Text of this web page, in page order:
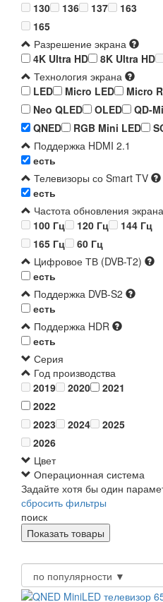
130
136 137
163
165
Разрешение экрана
4K Ultra HD
8K Ultra HD
Технология экрана
LED
Micro LED Micro
Neo QLED
OLED QD-
QNED
RGB Mini LED
Поддержка HDMI 2.1
есть
Телевизоры со Smart TV
есть
Частота обновления экрана
100 Гц
120 Гц
144 Гц
165 Гц
60 Гц
Цифровое ТВ (DVB-T2)
есть
Поддержка DVB-S2
есть
Поддержка HDR
есть
Серия
Год производства
2019
2020
2021
2022
2023
2024
2025
2026
Цвет
Операционная система
Задайте хотя бы один
сбросить фильтры
поиск